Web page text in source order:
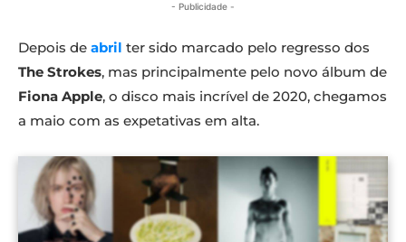
- Publicidade -
Depois de abril ter sido marcado pelo regresso dos
The Strokes, mas principalmente pelo novo álbum de
Fiona Apple, o disco mais incrível de 2020, chegamos
a maio com as expetativas em alta.